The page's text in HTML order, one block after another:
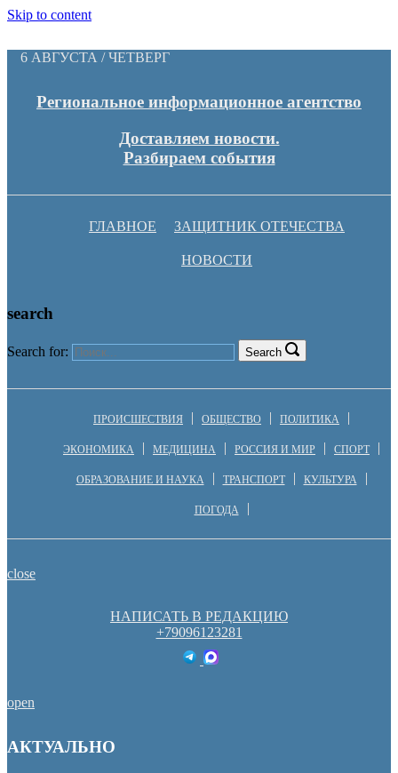
Skip to content
6 АВГУСТА / ЧЕТВЕРГ
Региональное информационное агентство
Доставляем новости.
Разбираем события
ГЛАВНОЕ ЗАЩИТНИК ОТЕЧЕСТВА
НОВОСТИ
search
Search for: Search
ПРОИСШЕСТВИЯ ОБЩЕСТВО ПОЛИТИКА
ЭКОНОМИКА МЕДИЦИНА РОССИЯ И МИР СПОРТ
ОБРАЗОВАНИЕ И НАУКА ТРАНСПОРТ КУЛЬТУРА
ПОГОДА
close
НАПИСАТЬ В РЕДАКЦИЮ
+79096123281
open
АКТУАЛЬНО